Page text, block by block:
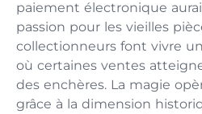
paiement électronique
passion pour les vieilles
collectionneurs font vivre
où certaines ventes
des enchères. La magie
grâce à la dimension